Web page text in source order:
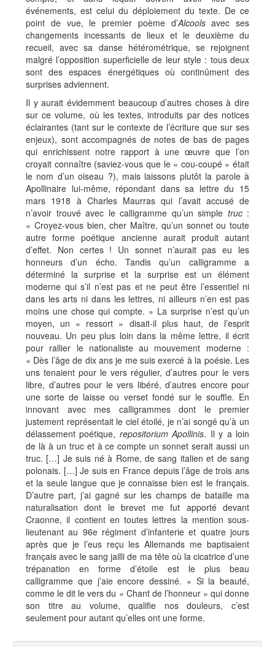
événements, est celui du déploiement du texte. De ce
point de vue, le premier poème d’Alcoolsavec ses
changements incessants de lieux et le deuxième du
recueil, avec sa danse hétérométrique, se rejoignent
malgré l’opposition superficielle de leur style : tous deux
sont des espaces énergétiques où continûment des
surprises adviennent.
Il y aurait évidemment beaucoup d’autres choses à dire
sur ce volume, où les textes, introduits par des notices
éclairantes (tant sur le contexte de l’écriture que sur ses
enjeux), sont accompagnés de notes de bas de pages
qui enrichissent notre rapport à une œuvre que l’on
croyait connaître (saviez-vous que le « cou-coupé » était
le nom d’un oiseau ?), mais laissons plutôt la parole à
Apollinaire lui-même, répondant dans sa lettre du 15
mars 1918 à Charles Maurras qui l’avait accusé de
n’avoir trouvé avec le calligramme qu’un simple truc:
« Croyez-vous bien, cher Maître, qu’un sonnet ou toute
autre forme poétique ancienne aurait produit autant
d’effet. Non certes ! Un sonnet n’aurait pas eu les
honneurs d’un écho. Tandis qu’un calligramme a
déterminé la surprise et la surprise est un élément
moderne qui s’il n’est pas et ne peut être l’essentiel ni
dans les arts ni dans les lettres, ni ailleurs n’en est pas
moins une chose qui compte. » La surprise n’est qu’un
moyen, un « ressort » disait-il plus haut, de l’esprit
nouveau. Un peu plus loin dans la même lettre, il écrit
pour rallier le nationaliste au mouvement moderne :
« Dès l’âge de dix ans je me suis exercé à la poésie. Les
uns tenaient pour le vers régulier, d’autres pour le vers
libre, d’autres pour le vers libéré, d’autres encore pour
une sorte de laisse ou verset fondé sur le souffle. En
innovant avec mes calligrammes dont le premier
justement représentait le ciel étoilé, je n’ai songé qu’à un
délassement poétique, repositorium Apollinis. Il y a loin
de là à un truc et à ce compte un sonnet serait aussi un
truc. […] Je suis né à Rome, de sang italien et de sang
polonais. […] Je suis en France depuis l’âge de trois ans
et la seule langue que je connaisse bien est le français.
D’autre part, j’ai gagné sur les champs de bataille ma
naturalisation dont le brevet me fut apporté devant
Craonne, il contient en toutes lettres la mention sous-
lieutenant au 96e régiment d’infanterie et quatre jours
après que je l’eus reçu les Allemands me baptisaient
français avec le sang jailli de ma tête où la cicatrice d’une
trépanation en forme d’étoile est le plus beau
calligramme que j’aie encore dessiné. » Si la beauté,
comme le dit le vers du « Chant de l’honneur » qui donne
son titre au volume, qualifie nos douleurs, c’est
seulement pour autant qu’elles ont une forme.